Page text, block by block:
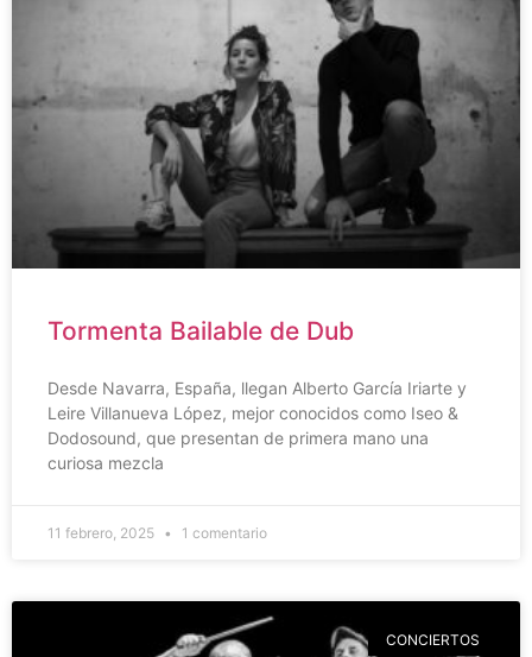
Tormenta Bailable de Dub
Desde Navarra, España, llegan Alberto García Iriarte y
Leire Villanueva López, mejor conocidos como Iseo &
Dodosound, que presentan de primera mano una
curiosa mezcla
11 febrero, 2025 1 comentario
CONCIERTOS